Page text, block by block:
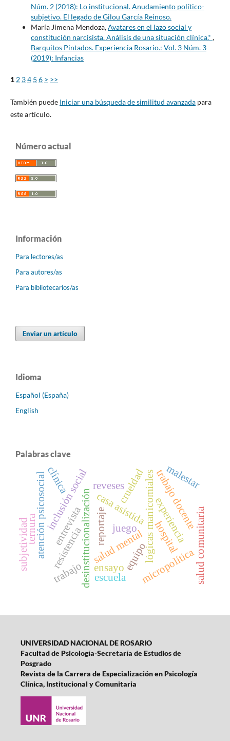
Núm. 2 (2018): Lo institucional. Anudamiento político-
subjetivo. El legado de Gilou García Reinoso.
María Jimena Mendoza,Avatares en el lazo social y
constitución narcisista. Análisis de una situación clínica.* ,
Barquitos Pintados. Experiencia Rosario.: Vol. 3 Núm. 3
(2019): Infancias
1 2 34 5 6 > >>
También puede Iniciar una búsqueda de similitud avanzadapara
este artículo.
Número actual
Información
Para lectores/as
Para autores/as
Para bibliotecarios/as
Enviar un artículo
Idioma
Español (España)
English
Palabras clave
casa asistidalógicas manicomiales
desinstitucionalización
inclusión social
salud mental
atención psicosocial reveses
resistencia micropolítica
entrevista reportaje
ensayo
experiencia
trabajo
juego
equipo
crueldad
ternura salud comunitaria
trabajo docente
malestar
escuela
subjetividad
clínica
hospital
UNIVERSIDAD NACIONAL DE ROSARIO
Facultad de Psicología-Secretaría de Estudios de
Posgrado
Revista de la Carrera de Especialización en Psicología
Clínica, Institucional y Comunitaria